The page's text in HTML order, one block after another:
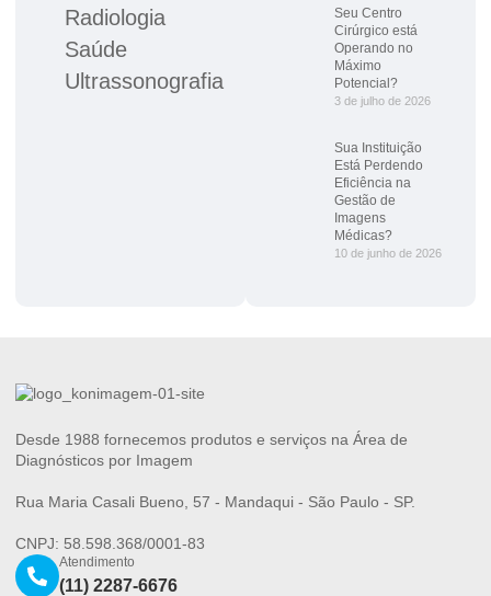
Radiologia
Saúde
Ultrassonografia
Seu Centro
Cirúrgico está
Operando no
Máximo
Potencial?
3 de julho de 2026
Sua Instituição
Está Perdendo
Eficiência na
Gestão de
Imagens
Médicas?
10 de junho de 2026
Desde 1988 fornecemos produtos e serviços na Área de
Diagnósticos por Imagem
Rua Maria Casali Bueno, 57 - Mandaqui - São Paulo - SP.
CNPJ: 58.598.368/0001-83
Atendimento
(11) 2287-6676